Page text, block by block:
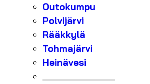
Outokumpu
Polvijärvi
Rääkkylä
Tohmajärvi
Heinävesi